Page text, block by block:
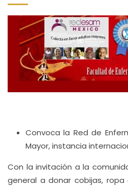
Convoca la Red de
Mayor, instancia
Con la invitación a la
general a donar cobijas, ropa